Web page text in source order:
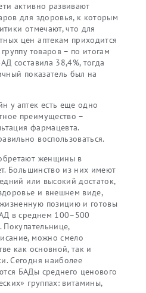
активно развивают
для здоровья, к которым
отмечают, что для
цен аптекам приходится
товаров – по итогам
составила 38,4%, тогда
показатель был на
у аптек есть еще одно
преимущество –
фармацевта.
воспользоваться.
женщины в
Большинство из них имеют
или высокий достаток,
и внешнем виде,
позицию и готовы
в среднем 100–500
Покупательнице,
можно смело
как основной, так и
Сегодня наиболее
БАДы среднего ценового
группах: витамины,